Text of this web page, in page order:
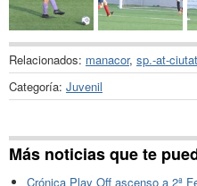
Relacionados: manacor, sp.-at-
Categoría: Juvenil
Más noticias que te
Crónica Play Off ascenso a 2ª